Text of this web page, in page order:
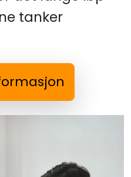
tanker